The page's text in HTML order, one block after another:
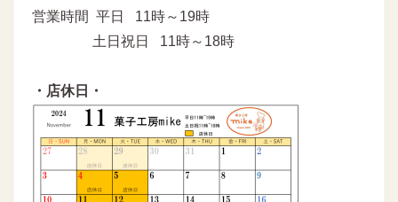
営業時間 平日 11時～19時
土日祝日 11時～18時
・店休日・